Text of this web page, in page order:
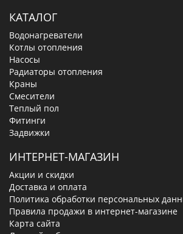
КАТАЛОГ
Водонагреватели
Котлы отопления
Насосы
Радиаторы отопления
Краны
Смесители
Теплый пол
Фитинги
Задвижки
ИНТЕРНЕТ-МАГАЗИН
Акции и скидки
Доставка и оплата
Политика обработки персональных
Правила продажи в интернет-магазине
Карта сайта